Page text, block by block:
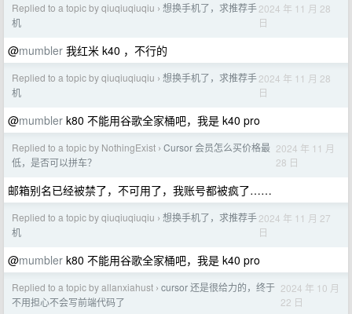
Replied to a topic by qiuqiuqiuqiu › 想换手机了，求推荐手
机
2024 年 11 月 28
日
@mumbler 我红米 k40 ，不行的
Replied to a topic by qiuqiuqiuqiu › 想换手机了，求推荐手
机
2024 年 11 月 28
日
@mumbler k80 不能用谷歌全家桶吧，我是 k40 pro
Replied to a topic by NothingExist › Cursor 会员怎么买价格最
低，是否可以拼车？
2024 年 11 月
28 日
邮箱别名已经被禁了，不可用了，我账号都被疯了……
Replied to a topic by qiuqiuqiuqiu › 想换手机了，求推荐手
机
2024 年 11 月 27
日
@mumbler k80 不能用谷歌全家桶吧，我是 k40 pro
Replied to a topic by allanxiahust › cursor 还是很给力的，终于
不用担心不会写前端代码了
2024 年 10 月
22 日